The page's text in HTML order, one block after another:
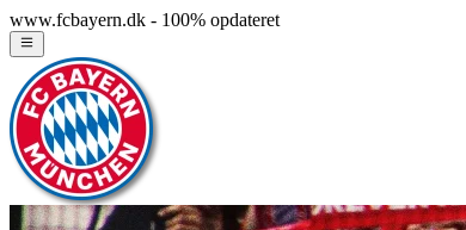
www.fcbayern.dk - 100% opdateret